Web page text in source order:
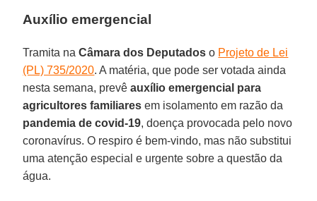
Auxílio emergencial
Tramita naCâmara dos Deputados o Projeto de Lei
(PL) 735/2020. A matéria, que pode ser votada ainda
nesta semana, prevêauxílio emergencial para
agricultores familiares em isolamento em razão da
pandemia de covid-19, doença provocada pelo novo
coronavírus. O respiro é bem-vindo, mas não substitui
uma atenção especial e urgente sobre a questão da
água.